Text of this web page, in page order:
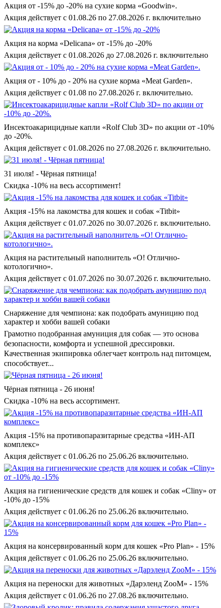
Акция от -15% до -20% на сухие корма «Goodwin».
Акция действует с 01.08.26 по 27.08.2026 г. включительно
Акция на корма «Delicana» от -15% до -20%
Акция действует с 01.08.2026 до 27.08.2026 г. включительно
Акция от - 10% до - 20% на сухие корма «Meat Garden».
Акция действует с 01.08 по 27.08.2026 г. включительно.
Инсектоакарицидные капли «Rolf Club 3D» по акции от -10%
до -20%.
Акция действует с 01.08.2026 по 27.08.2026 г. включительно.
31 июля! - Чёрная пятница!
Скидка -10% на весь ассортимент!
Акция -15% на лакомства для кошек и собак «Titbit»
Акция действует с 01.07.2026 по 30.07.2026 г. включительно.
Акция на растительный наполнитель «О! Отлично-
котологично».
Акция действует с 01.07.2026 по 30.07.2026 г. включительно.
Снаряжение для чемпиона: как подобрать амуницию под
характер и хобби вашей собаки
Грамотно подобранная амуниция для собак — это основа
безопасности, комфорта и успешной дрессировки.
Качественная экипировка облегчает контроль над питомцем,
способствует...
Чёрная пятница - 26 июня!
Скидка -10% на весь ассортимент.
Акция -15% на противопаразитарные средства «ИН-АП
комплекс»
Акция действует с 01.06.26 по 25.06.26 включительно.
Акция на гигиенические средств для кошек и собак «Cliny» от
-10% до -15%
Акция действует с 01.06.26 по 25.06.26 включительно.
Акция на консервированный корм для кошек «Pro Plan» - 15%
Акция действует с 01.06.26 по 25.06.26 включительно.
Акция на переноски для животных «Дарэленд ZooM» - 15%
Акция действует с 01.06.26 по 27.08.26 включительно.